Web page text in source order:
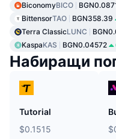
BiconomyBICO
BittensorTAO BGN358.39
Terra ClassicLUNC
KaspaKAS BGN0.04572
Набиращи
Tutorial
$0.1515